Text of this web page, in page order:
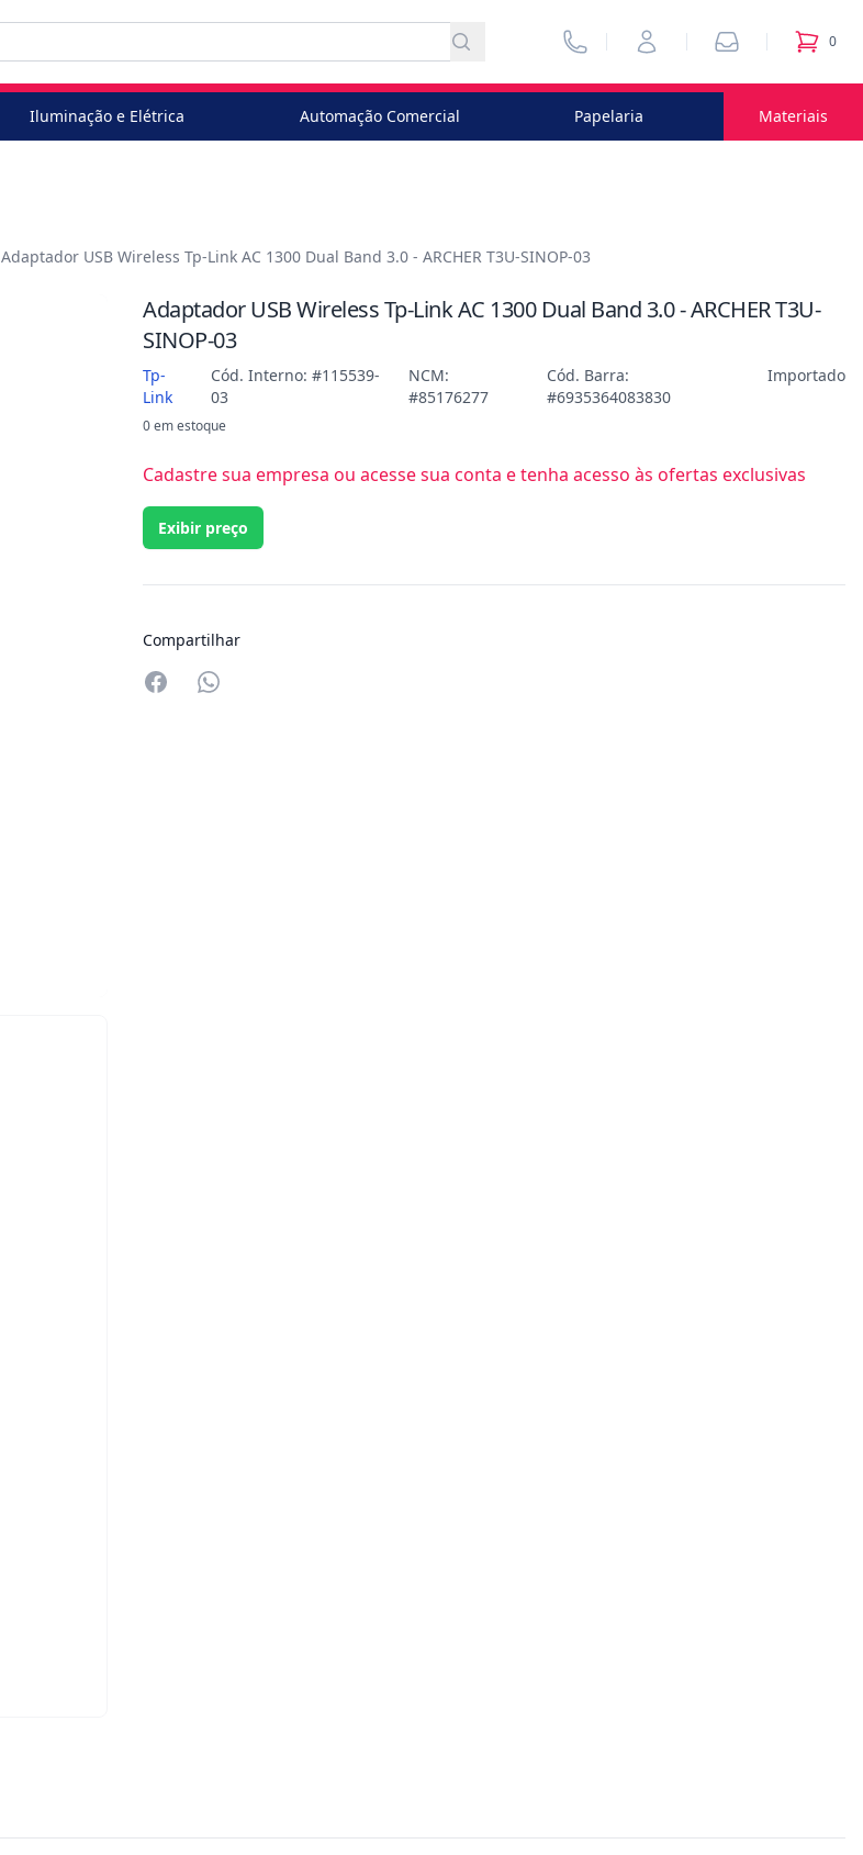
VendedoresMinha ContaPedidos 0
itens
Iluminação e Elétrica Automação Comercial Papelaria Materiais
Adaptador USB Wireless Tp-Link AC 1300 Dual Band 3.0 - ARCHER T3U-SINOP-03
Adaptador USB Wireless Tp-Link AC 1300 Dual Band 3.0 - ARCHER T3U-
SINOP-03
Tp-
Link
Cód. Interno: #115539-
03
NCM:
#85176277
Cód. Barra:
#6935364083830
Importado
0 em estoque
Cadastre sua empresa ou acesse sua conta e tenha acesso às ofertas exclusivas
Exibir preço
Compartilhar
Compartilhar no Whatsapp